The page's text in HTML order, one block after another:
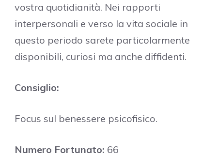
vostra quotidianità. Nei rapporti
interpersonali e verso la vita sociale in
questo periodo sarete particolarmente
disponibili, curiosi ma anche diffidenti.
Consiglio:
Focus sul benessere psicofisico.
Numero Fortunato: 66